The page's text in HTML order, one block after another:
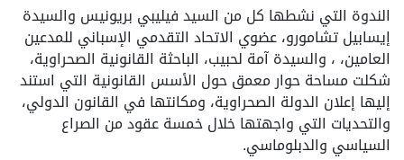
الندوة التي نشطها كل من السيد فيليبي بريونيس والسيدة
إيسابيل تشامورو، عضوي الاتحاد التقدمي الإسباني للمدعين
العامين، ، والسيدة آمة لحبيب، الباحثة القانونية الصحراوية،
شكلت مساحة حوار معمق حول الأسس القانونية التي استند
إليها إعلان الدولة الصحراوية، ومكانتها في القانون الدولي،
والتحديات التي واجهتها خلال خمسة عقود من الصراع
السياسي والدبلوماسي.